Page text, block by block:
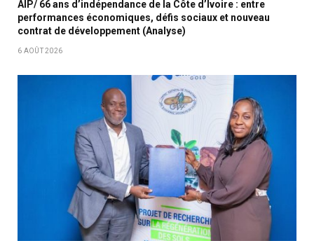
AIP/ 66 ans d’indépendance de la Côte d’Ivoire : entre
performances économiques, défis sociaux et nouveau
contrat de développement (Analyse)
6 AOÛT 2026